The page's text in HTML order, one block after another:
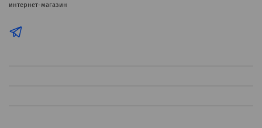
интернет-магазин